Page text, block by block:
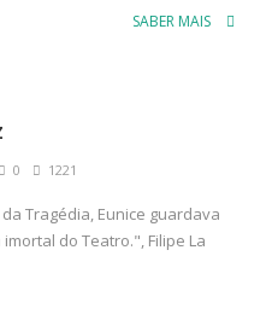
SABER MAIS
do Teatro.", Filipe La